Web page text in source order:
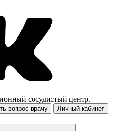
сосудистый центр.
вопрос врачу
Личный кабинет